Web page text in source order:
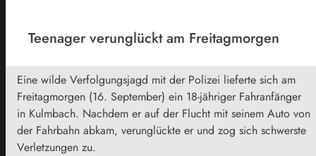
Teenager verunglückt am Freitagmorgen
Eine wilde Verfolgungsjagd mit der Polizei lieferte sich am
Freitagmorgen (16. September) ein 18-jähriger Fahranfänger
in Kulmbach. Nachdem er auf der Flucht mit seinem Auto von
der Fahrbahn abkam, verunglückte er und zog sich schwerste
Verletzungen zu.